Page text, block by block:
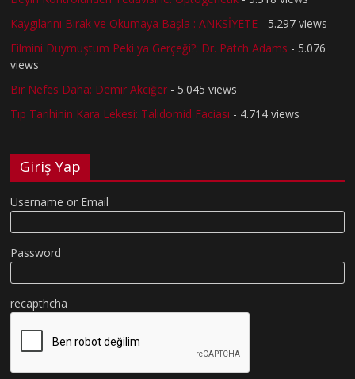
Kaygılarını Bırak ve Okumaya Başla : ANKSİYETE - 5.297 views
Filmini Duymuştum Peki ya Gerçeği?: Dr. Patch Adams - 5.076
views
Bir Nefes Daha: Demir Akciğer - 5.045 views
Tıp Tarihinin Kara Lekesi: Talidomid Faciası - 4.714 views
Giriş Yap
Username or Email
Password
recapthcha